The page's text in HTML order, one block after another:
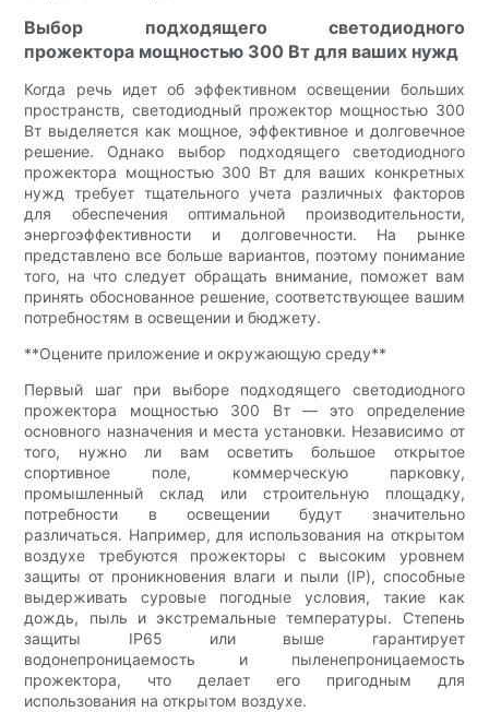
Выбор подходящего светодиодного
прожектора мощностью 300 Вт для ваших нужд
Когда речь идет об эффективном освещении больших
пространств, светодиодный прожектор мощностью 300
Вт выделяется как мощное, эффективное и долговечное
решение. Однако выбор подходящего светодиодного
прожектора мощностью 300 Вт для ваших конкретных
нужд требует тщательного учета различных факторов
для обеспечения оптимальной производительности,
энергоэффективности и долговечности. На рынке
представлено все больше вариантов, поэтому понимание
того, на что следует обращать внимание, поможет вам
принять обоснованное решение, соответствующее вашим
потребностям в освещении и бюджету.
**Оцените приложение и окружающую среду**
Первый шаг при выборе подходящего светодиодного
прожектора мощностью 300 Вт — это определение
основного назначения и места установки. Независимо от
того, нужно ли вам осветить большое открытое
спортивное поле, коммерческую парковку,
промышленный склад или строительную площадку,
потребности в освещении будут значительно
различаться. Например, для использования на открытом
воздухе требуются прожекторы с высоким уровнем
защиты от проникновения влаги и пыли (IP), способные
выдерживать суровые погодные условия, такие как
дождь, пыль и экстремальные температуры. Степень
защиты IP65 или выше гарантирует
водонепроницаемость и пыленепроницаемость
прожектора, что делает его пригодным для
использования на открытом воздухе.